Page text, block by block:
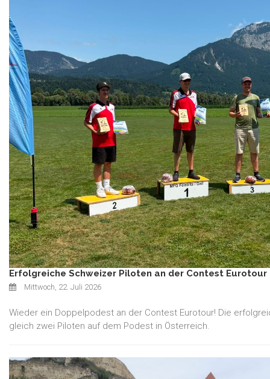
Erfolgreiche Schweizer Piloten an der Contest Eurotour
Mittwoch, 22. Juli 2026
Wieder ein Doppelpodest an der Contest Eurotour! Die
gleich zwei Piloten auf dem Podest in Österreich.